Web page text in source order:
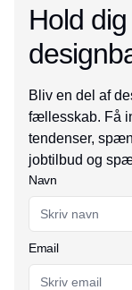
Hold
Bliv en del af
fællesskab. Få
tendenser,
jobtilbud og
Navn
Email